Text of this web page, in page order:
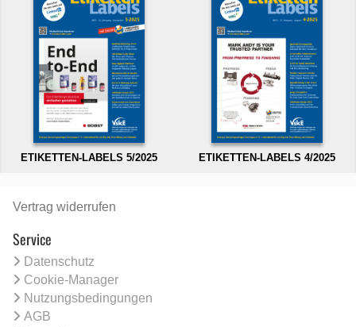
ETIKETTEN-LABELS 5/2025 ETIKETTEN-LABELS 4/2025
Vertrag widerrufen
Service
Datenschutz
Cookie-Manager
Nutzungsbedingungen
AGB